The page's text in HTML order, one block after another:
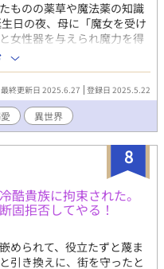
ものの薬草や魔法薬の知識
日の夜、母に「魔女を受け
女性器を与えられ魔力を得
後、王都より帰還した領主
れ始める… 男なのに魔女に
めての作品です。 完結が目
最終更新日 2025.6.27 登録日 2025.5.22
異世界
8
酷貴族に拘束された。
固拒否してやる！
められて、役立たずと蔑ま
引き換えに、街を守ったと